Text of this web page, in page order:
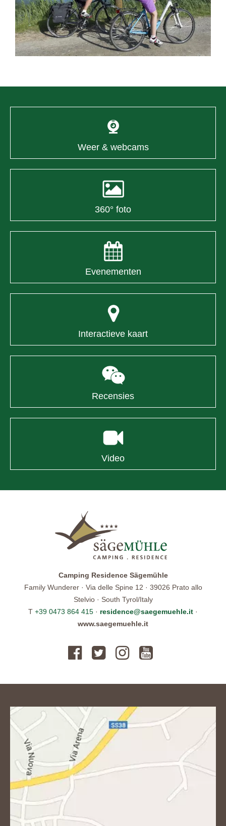
Weer & webcams
360° foto
Evenementen
Interactieve kaart
Recensies
Video
Camping Residence Sägemühle
Family Wunderer · Via delle Spine 12 · 39026 Prato allo
Stelvio · South Tyrol/Italy
T +39 0473 864 415 · residence@saegemuehle.it ·
www.saegemuehle.it